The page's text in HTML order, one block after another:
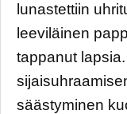
lunastettiin
leeviläinen
tappanut
säästyminen